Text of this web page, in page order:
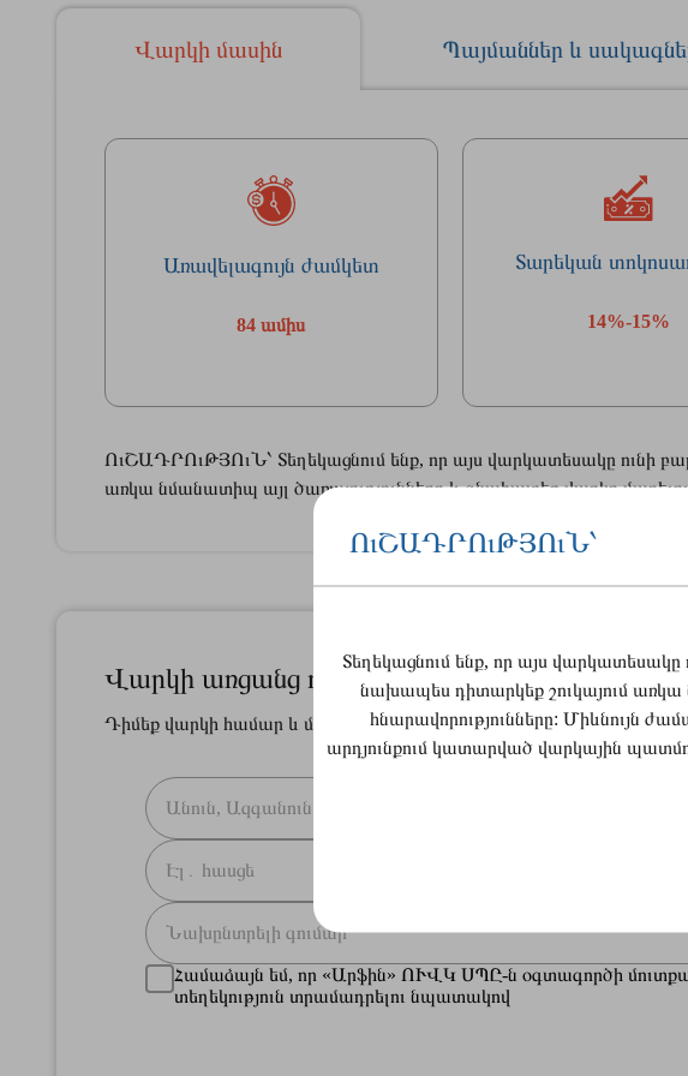
ՈւՇԱԴՐՈւԹՅՈւՆ՝
Տեղեկացնում ենք, որ այս
նախապես դիտարկեք շուկայում առկա
հնարավորությունները: Միևնույն
արդյունքում կատարված վարկային
Վարկի մասին Պայմաններ և
Առավելագույն ժամկետ
84 ամիս
Տարեկան
14%-15%
ՈւՇԱԴՐՈւԹՅՈւՆ՝ Տեղեկացնում ենք, որ այս վարկատեսակը ունի
առկա նմանատիպ այլ ծառայությունները և գնահատեք վարկը մարելու
Վարկի առցանց դիմում
Դիմեք վարկի համար և մենք կապ կհաստատենք Ձեզ հետ
Համաձայն եմ, որ «Արֆին» ՈՒՎԿ ՍՊԸ-ն օգտագործի
տեղեկություն տրամադրելու նպատակով